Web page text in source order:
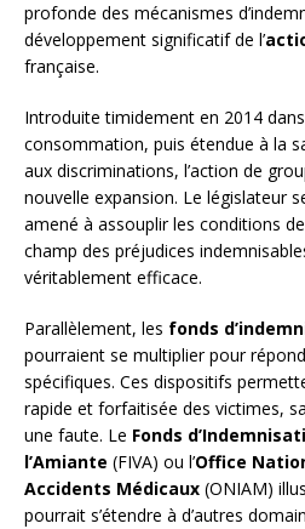
profonde des mécanismes
développement significatif de l’
française.
Introduite timidement en 2014
consommation, puis étendue à la
aux discriminations, l’action de
nouvelle expansion. Le législateur
amené à assouplir les conditions
champ des préjudices
véritablement efficace.
Parallèlement, les fonds
pourraient se multiplier pour
spécifiques. Ces dispositifs
rapide et forfaitisée des victimes,
une faute. Le Fonds
l’Amiante (FIVA) ou l’Office
Accidents Médicaux (ONIAM)
pourrait s’étendre à d’autres